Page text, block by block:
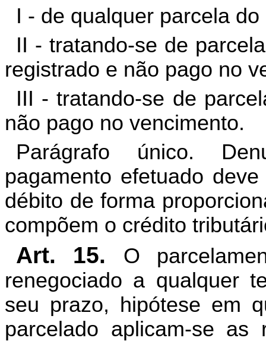
I - de qualquer parcela
II - tratando-se de
registrado e não pago no
III - tratando-se de
não pago no vencimento.
Parágrafo único.
pagamento efetuado
débito de forma
compõem o crédito
Art. 15. O
renegociado a qualquer
seu prazo, hipótese em
parcelado aplicam-se